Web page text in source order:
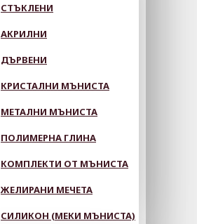
СТЪКЛЕНИ
АКРИЛНИ
ДЪРВЕНИ
КРИСТАЛНИ МЪНИСТА
МЕТАЛНИ МЪНИСТА
ПОЛИМЕРНА ГЛИНА
КОМПЛЕКТИ ОТ МЪНИСТА
ЖЕЛИРАНИ МЕЧЕТА
СИЛИКОН (МЕКИ МЪНИСТА)